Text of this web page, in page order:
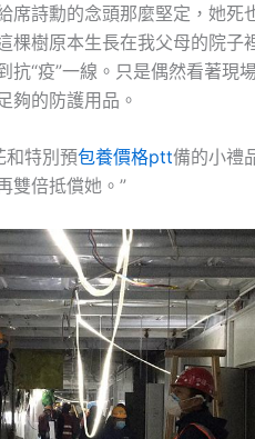
席詩勳的念頭那麼堅定，她死
棵樹原本生長在我父母的院子
“疫”一線。只是偶然看著現
夠的防護用品。
特別預包養價格ptt備的小禮
雙倍抵償她。”